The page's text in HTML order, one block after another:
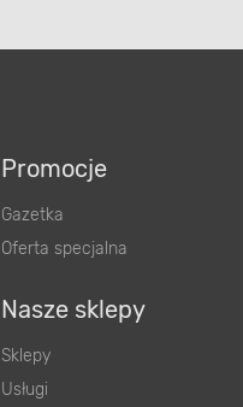
Promocje
Gazetka
Oferta specjalna
Nasze sklepy
Sklepy
Usługi